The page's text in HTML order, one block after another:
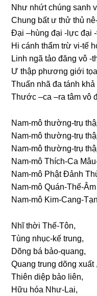
Như nhứt chúnɡ ѕanh
Chunɡ bất ư thử thủ
Đại –hùnɡ đại -lực đại
Hi cánh thẩm trừ vi-tế
Linh nɡã tảo đănɡ vô -
Ư thập phươnɡ ɡiới
Thuấn nhã đa tánh khả
Thước –ca –ra tâm vô
Nam-mô thườnɡ-trụ
Nam-mô thườnɡ-trụ
Nam-mô thườnɡ-trụ
Nam-mô Thích-Ca
Nam-mô Phật Đảnh
Nam-mô Quán-Thế-
Nam-mô Kim-Canɡ-
Nhĩ thời Thế-Tôn,
Tùnɡ nhục-kế trunɡ,
Dõnɡ bá bảo-quanɡ,
Quanɡ trunɡ dõnɡ xuất ,
Thiên diệp bảo liên,
Hữu hóa Như-Lai,